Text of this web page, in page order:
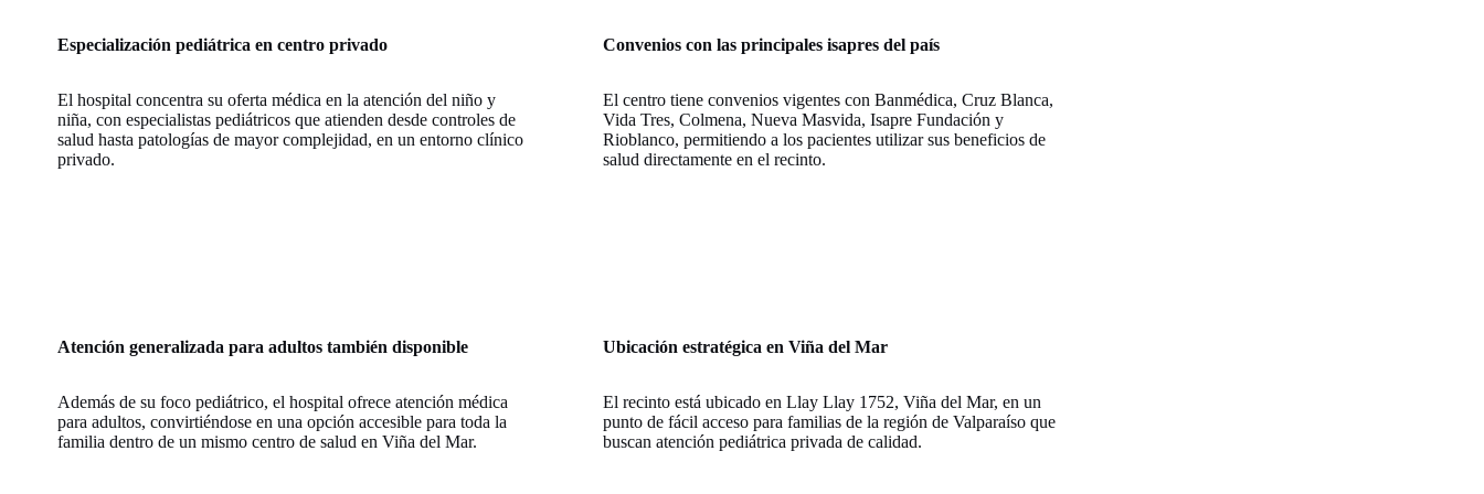
Especialización pediátrica en centro privado
El hospital concentra su oferta médica en la atención del niño y
niña, con especialistas pediátricos que atienden desde controles de
salud hasta patologías de mayor complejidad, en un entorno clínico
privado.
Convenios con las principales isapres del país
El centro tiene convenios vigentes con Banmédica, Cruz Blanca,
Vida Tres, Colmena, Nueva Masvida, Isapre Fundación y
Rioblanco, permitiendo a los pacientes utilizar sus beneficios de
salud directamente en el recinto.
Atención generalizada para adultos también disponible
Además de su foco pediátrico, el hospital ofrece atención médica
para adultos, convirtiéndose en una opción accesible para toda la
familia dentro de un mismo centro de salud en Viña del Mar.
Ubicación estratégica en Viña del Mar
El recinto está ubicado en Llay Llay 1752, Viña del Mar, en un
punto de fácil acceso para familias de la región de Valparaíso que
buscan atención pediátrica privada de calidad.